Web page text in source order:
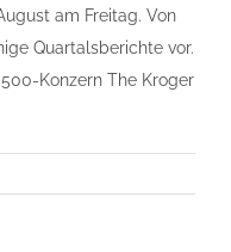
am Freitag. Von
Quartalsberichte vor.
Konzern The Kroger